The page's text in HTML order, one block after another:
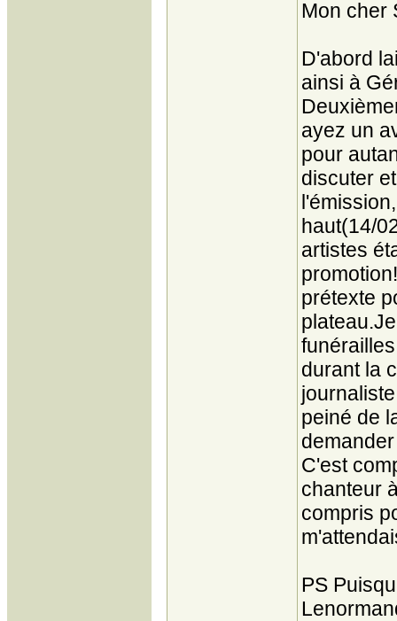
Mon cher
D'abord
ainsi à
ayez un
pour
discuter
haut(14/
artistes
prétexte
durant la
peiné de
C'est
chanteur
compris
PS